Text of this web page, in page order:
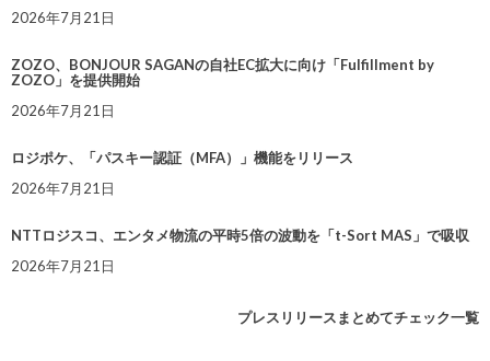
2026年7月21日
ZOZO、BONJOUR SAGANの自社EC拡大に向け「Fulfillment by
ZOZO」を提供開始
2026年7月21日
ロジポケ、「パスキー認証（MFA）」機能をリリース
2026年7月21日
NTTロジスコ、エンタメ物流の平時5倍の波動を「t-Sort MAS」で吸収
2026年7月21日
プレスリリースまとめてチェック一覧